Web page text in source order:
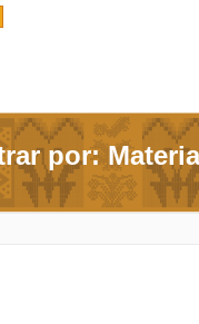
por: Materia